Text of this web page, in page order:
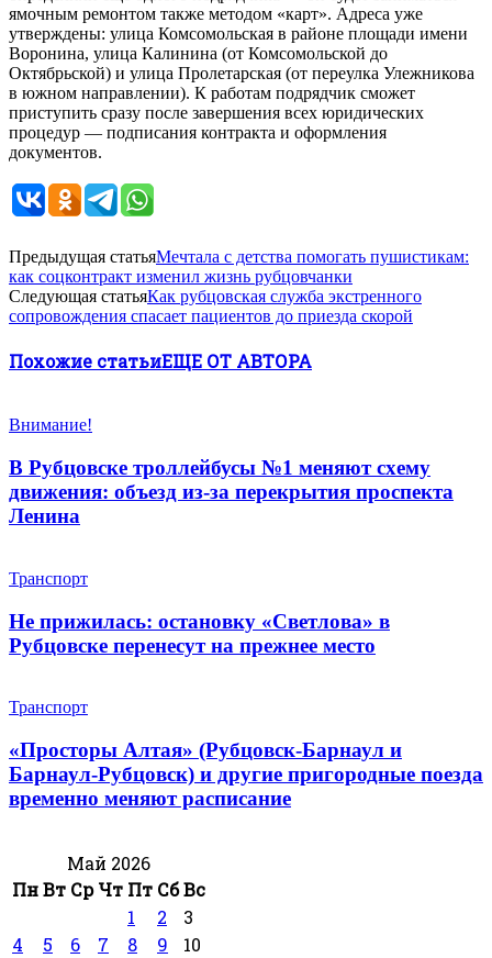
ямочным ремонтом также методом «карт». Адреса уже
утверждены: улица Комсомольская в районе площади имени
Воронина, улица Калинина (от Комсомольской до
Октябрьской) и улица Пролетарская (от переулка Улежникова
в южном направлении). К работам подрядчик сможет
приступить сразу после завершения всех юридических
процедур — подписания контракта и оформления
документов.
Предыдущая статьяМечтала с детства помогать пушистикам:
как соцконтракт изменил жизнь рубцовчанки
Следующая статьяКак рубцовская служба экстренного
сопровождения спасает пациентов до приезда скорой
Похожие статьиЕЩЕ ОТ АВТОРА
Внимание!
В Рубцовске троллейбусы №1 меняют схему
движения: объезд из-за перекрытия проспекта
Ленина
Транспорт
Не прижилась: остановку «Светлова» в
Рубцовске перенесут на прежнее место
Транспорт
«Просторы Алтая» (Рубцовск-Барнаул и
Барнаул-Рубцовск) и другие пригородные поезда
временно меняют расписание
Май 2026
ПнВт Ср Чт Пт СбВс
1
2
3
4
5 6 7 8 9
10